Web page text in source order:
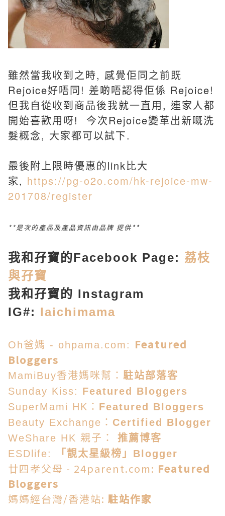
雖然當我收到之時, 感覺佢同之前既
Rejoice好唔同! 差啲唔認得佢係 Rejoice!
但我自從收到商品後我就一直用, 連家人都
開始喜歡用呀! 今次Rejoice變革出新嘅洗
髮概念, 大家都可以試下.
最後附上限時優惠的link比大
家, https://pg-o2o.com/hk-rejoice-mw-
201708/register
**是次的產品及產品資訊由品牌 提供**
我和孖寶的Facebook Page: 荔枝
與孖寶
我和孖寶的 Instagram
IG#: laichimama
Oh爸媽 - ohpama.com: Featured
Bloggers
MamiBuy香港媽咪幫： 駐站部落客
Sunday Kiss: Featured Bloggers
SuperMami HK： Featured Bloggers
Beauty Exchange： Certified Blogger
WeShare HK 親子： 推薦博客
ESDlife:
「靚太星級榜」Blogger
廿四孝父母 - 24parent.com: Featured
Bloggers
媽媽經台灣/香港站: 駐站作家